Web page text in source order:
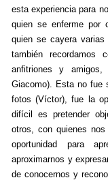
esta experiencia para
quien se enferme por
quien se cayera
también recordamos
anfitriones y
Giacomo). Esta no fue
fotos (Víctor), fue la
difícil es pretender
otros, con quienes
oportunidad para
aproximarnos y
de conocernos y